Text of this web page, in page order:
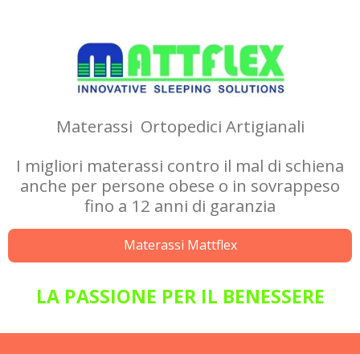
Materassi Ortopedici Artigianali
I migliori materassi contro il mal di schiena
anche per persone obese o in sovrappeso
fino a 12 anni di garanzia
Materassi Mattflex
LA PASSIONE PER IL BENESSERE